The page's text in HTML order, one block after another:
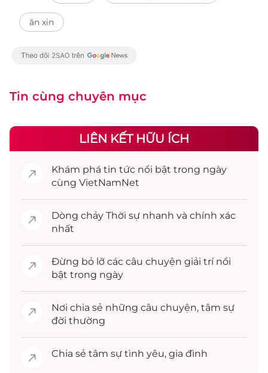
ăn xin
Tin cùng chuyên mục
LIÊN KẾT HỮU ÍCH
Khám phá tin tức nổi bật trong ngày
cùng VietNamNet
Dòng chảy Thời sự nhanh và chính xác
nhất
Đừng bỏ lỡ các câu chuyện giải trínổi
bật trong ngày
Nơi chia sẻ những câu chuyện, tâm sự
đời thường
Chia sẻ tâm sự tình yêu, gia đình